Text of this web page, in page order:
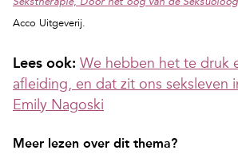
Sekstherapie, Door het oog van de Seksuoloog
Acco Uitgeverij.
Lees ook: We hebben het te druk
afleiding, en dat zit ons seksleven
Emily Nagoski
Meer lezen over dit thema?